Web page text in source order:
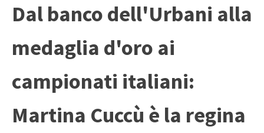
Dal banco dell'Urbani alla
medaglia d'oro ai
campionati italiani:
Martina Cuccù è la regina